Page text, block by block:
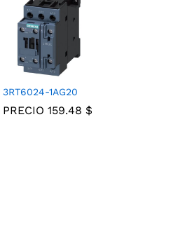
3RT6024-1AG20
PRECIO 159.48 $
159.48 $